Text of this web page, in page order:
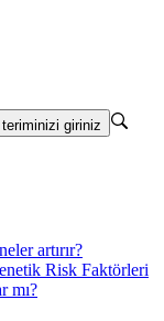
teriminizi giriniz
artırır?
Risk Faktörleri
mı?